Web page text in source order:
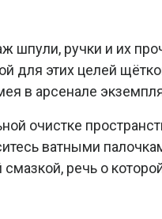
ручки и их
для этих целей
в арсенале
очистке
ватными
речь о